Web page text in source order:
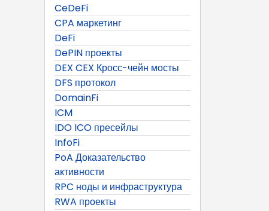
CeDeFi
CPA маркетинг
DeFi
DePIN проекты
DEX CEX Кросс-чейн мосты
DFS протокол
DomainFi
ICM
IDO ICO пресейлы
InfoFi
PoA Доказательство
активности
RPC ноды и инфраструктура
RWA проекты